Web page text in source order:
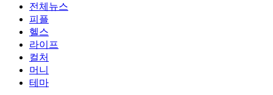
전체뉴스
피플
헬스
라이프
컬처
머니
테마